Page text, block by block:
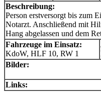
Beschreibung:
Person erstversorgt bis zum
Notarzt. Anschließend mit
Hang abgelassen und dem
Fahrzeuge im Einsatz:
KdoW, HLF 10, RW 1
Bilder:
Links: